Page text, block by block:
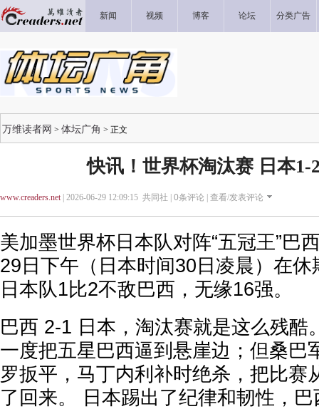
新闻 视频 博客 论坛 分类广告
万维读者网 > 体坛广角 > 正文
快讯！世界杯淘汰赛 日本1-
www.creaders.net| 2026-06-29 12:09:15 共同社 | 0条评论 | 查看/发表评论
美加墨世界杯日本队对阵“五冠王”巴
29日下午（日本时间30日凌晨）在
日本队1比2不敌巴西，无缘16强。
巴西 2-1 日本，淘汰赛就是这么残酷
一度把五星巴西逼到悬崖边；但桑巴
罗扳平，马丁内利补时绝杀，把比赛
了回来。 日本踢出了纪律和韧性，